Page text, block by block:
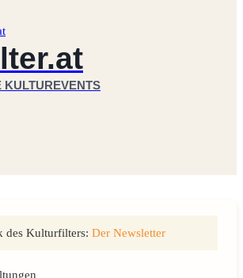
KULTUREVENTS
des Kulturfilters: Der Newsletter